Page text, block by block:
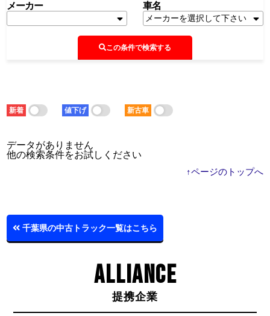
メーカー 車名
この条件で検索する
新着 値下げ 新古車
データがありません
他の検索条件をお試しください
↑ページのトップへ
千葉県の中古トラック一覧はこちら
ALLIANCE
提携企業